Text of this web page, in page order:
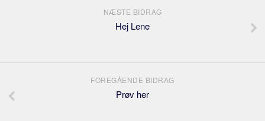
NÆSTE BIDRAG
Hej Lene
FOREGÅENDE BIDRAG
Prøv her